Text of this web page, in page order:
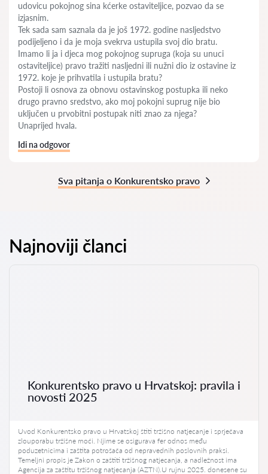
udovicu pokojnog sina kćerke ostaviteljice, pozvao da se
izjasnim.
Tek sada sam saznala da je još 1972. godine nasljedstvo
podijeljeno i da je moja svekrva ustupila svoj dio bratu.
Imamo li ja i djeca mog pokojnog supruga (koja su unuci
ostaviteljice) pravo tražiti nasljedni ili nužni dio iz ostavine iz
1972. koje je prihvatila i ustupila bratu?
Postoji li osnova za obnovu ostavinskog postupka ili neko
drugo pravno sredstvo, ako moj pokojni suprug nije bio
uključen u prvobitni postupak niti znao za njega?
Unaprijed hvala.
Idi na odgovor
Sva pitanja o Konkurentsko pravo
Najnoviji članci
Konkurentsko pravo u Hrvatskoj: pravila i
novosti 2025
Uvod Konkurentsko pravo u Hrvatskoj štiti tržišno natjecanje i sprječava
zlouporabu tržišne moći. Njime se osigurava fer odnos među
poduzetnicima i zaštita potrošača od nepravednih poslovnih praksi.
Temeljni propis je Zakon o zaštiti tržišnog natjecanja, a nadležnost ima
Agencija za zaštitu tržišnog natjecanja (AZTN).U rujnu 2025. donesene su